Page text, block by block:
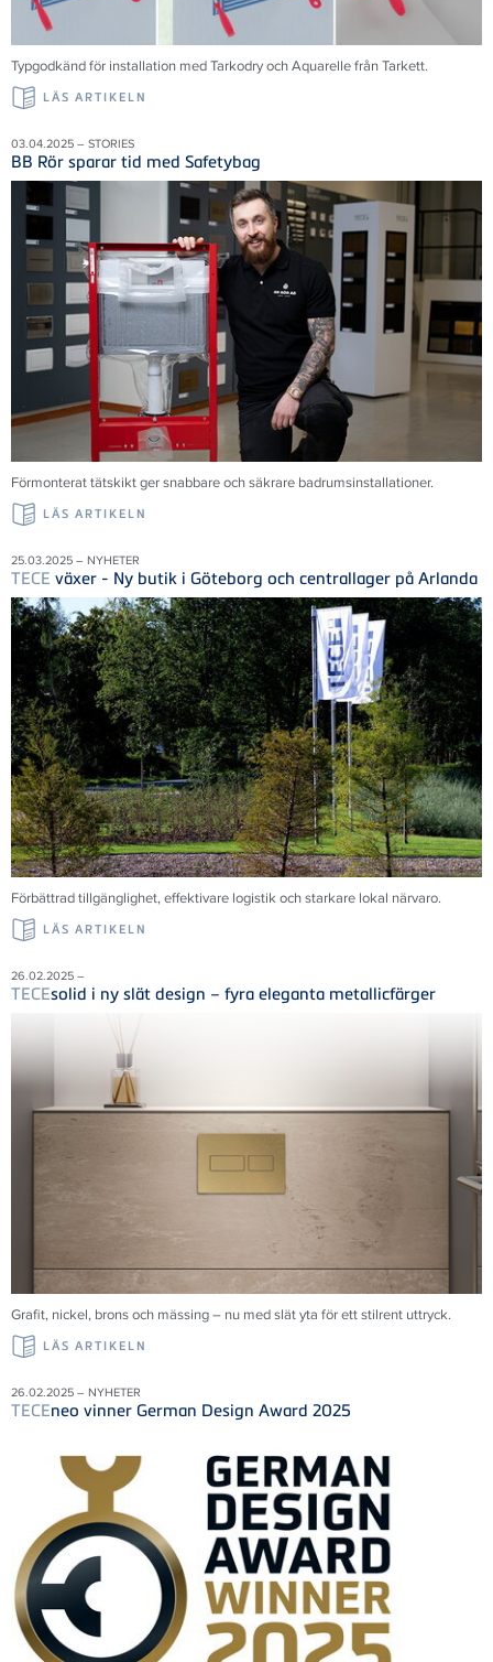
Typgodkänd för installation med Tarkodry och Aquarelle från Tarkett.
LÄS ARTIKELN
03.04.2025 – STORIES
BB Rör sparar tid med Safetybag
Förmonterat tätskikt ger snabbare och säkrare badrumsinstallationer.
LÄS ARTIKELN
25.03.2025 – NYHETER
TECE växer - Ny butik i Göteborg och centrallager på Arlanda
Förbättrad tillgänglighet, effektivare logistik och starkare lokal närvaro.
LÄS ARTIKELN
26.02.2025 –
TECEsolid i ny slät design – fyra eleganta metallicfärger
Grafit, nickel, brons och mässing – nu med slät yta för ett stilrent uttryck.
LÄS ARTIKELN
26.02.2025 – NYHETER
TECEneo vinner German Design Award 2025